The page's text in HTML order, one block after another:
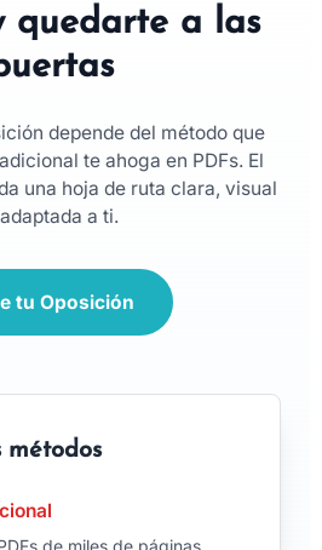
quedarte a las
depende del método que
te ahoga en PDFs. El
una hoja de ruta clara, visual
a ti.
tu Oposición
métodos
de miles de páginas.